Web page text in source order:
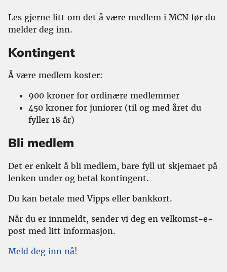
Les gjerne litt om det å være medlem i MCN før du
melder deg inn.
Kontingent
Å være medlem koster:
900 kroner for ordinære medlemmer
450 kroner for juniorer (til og med året du
fyller 18 år)
Bli medlem
Det er enkelt å bli medlem, bare fyll ut skjemaet på
lenken under og betal kontingent.
Du kan betale med Vipps eller bankkort.
Når du er innmeldt, sender vi deg en velkomst-e-
post med litt informasjon.
Meld deg inn nå!